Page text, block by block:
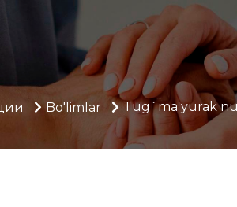
Bo'limlar Tug`ma yurak